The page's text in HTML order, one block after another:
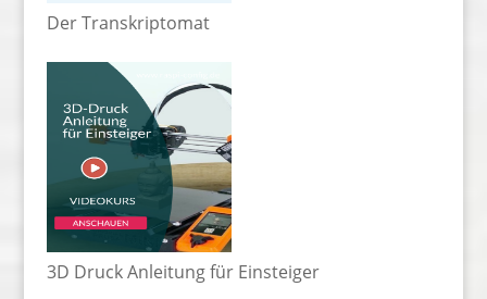
Der Transkriptomat
3D Druck Anleitung für Einsteiger